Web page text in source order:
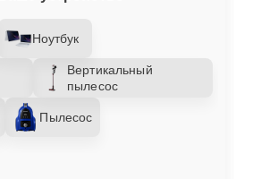
Ноутбук
Вертикальный
пылесос
Пылесос